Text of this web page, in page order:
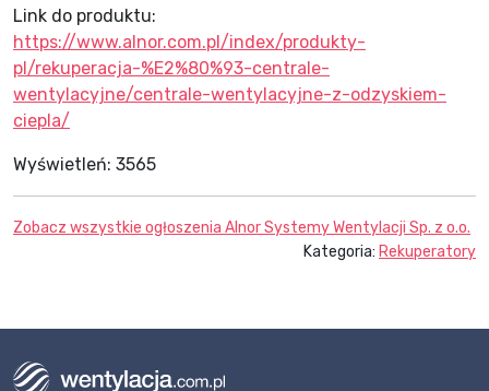
Link do produktu:
https://www.alnor.com.pl/index/produkty-
pl/rekuperacja-%E2%80%93-centrale-
wentylacyjne/centrale-wentylacyjne-z-odzyskiem-
ciepla/
Wyświetleń: 3565
Zobacz wszystkie ogłoszenia Alnor Systemy Wentylacji Sp. z o.o.
Kategoria: Rekuperatory